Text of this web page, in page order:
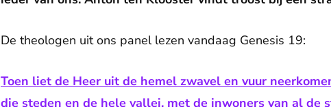
De theologen uit ons panel lezen vandaag Genesis 19:
Toen liet de Heer uit de hemel zwavel en vuur
die steden en de hele vallei, met de inwoners van al de